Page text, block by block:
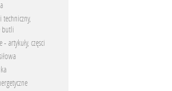
techniczny,
butli
- artykuły, częsci